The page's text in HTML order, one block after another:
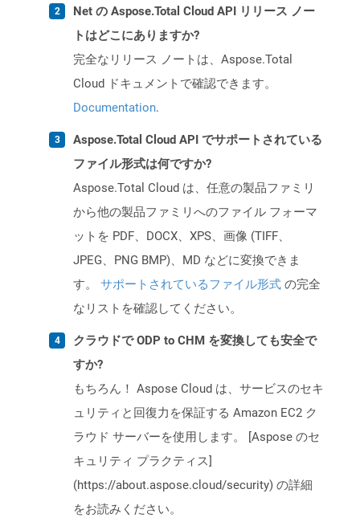
Net の Aspose.Total Cloud API リリース ノー
トはどこにありますか?
完全なリリース ノートは、Aspose.Total
Cloud ドキュメントで確認できます。
Documentation.
Aspose.Total Cloud API でサポートされている
ファイル形式は何ですか?
Aspose.Total Cloud は、任意の製品ファミリ
から他の製品ファミリへのファイル フォーマ
ットを PDF、DOCX、XPS、画像 (TIFF、
JPEG、PNG BMP)、MD などに変換できま
す。 サポートされているファイル形式 の完全
なリストを確認してください。
クラウドで ODP to CHM を変換しても安全で
すか?
もちろん！ Aspose Cloud は、サービスのセキ
ュリティと回復力を保証する Amazon EC2 ク
ラウド サーバーを使用します。 [Aspose のセ
キュリティ プラクティス]
(https://about.aspose.cloud/security) の詳細
をお読みください。